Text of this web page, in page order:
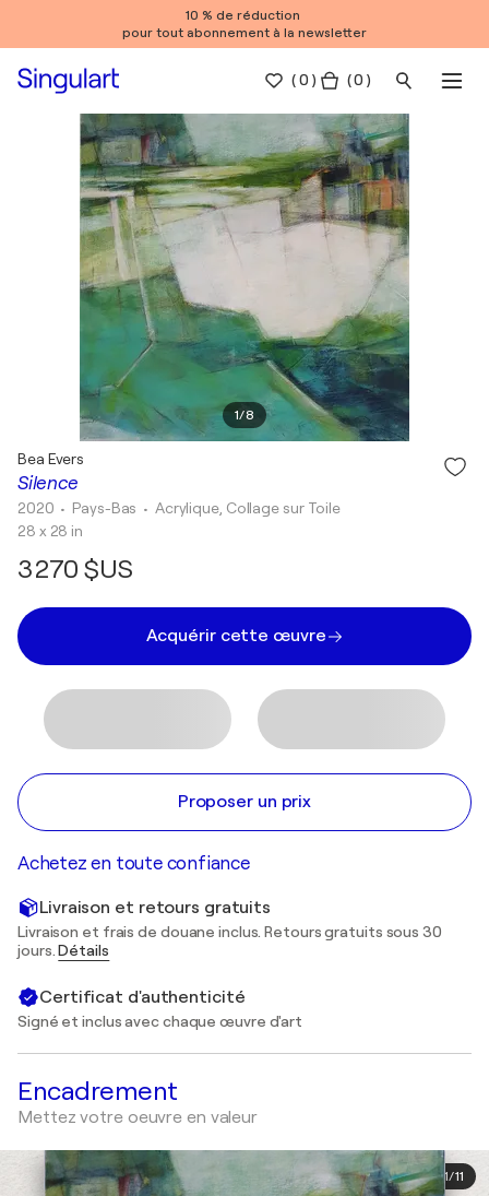
10 % de réduction
pour tout abonnement à la newsletter
(0 ) ( 0 )
1/8
Silence
Bea Evers
2020 • Pays-Bas • Acrylique, Collage sur Toile
28 x 28 in
3 270 $US
Acquérir cette œuvre
Proposer un prix
Achetez en toute confiance
Livraison et retours gratuits
Livraison et frais de douane inclus. Retours gratuits sous 30
jours.Détails
Certificat d'authenticité
Signé et inclus avec chaque œuvre d'art
Encadrement
Mettez votre oeuvre en valeur
1/11